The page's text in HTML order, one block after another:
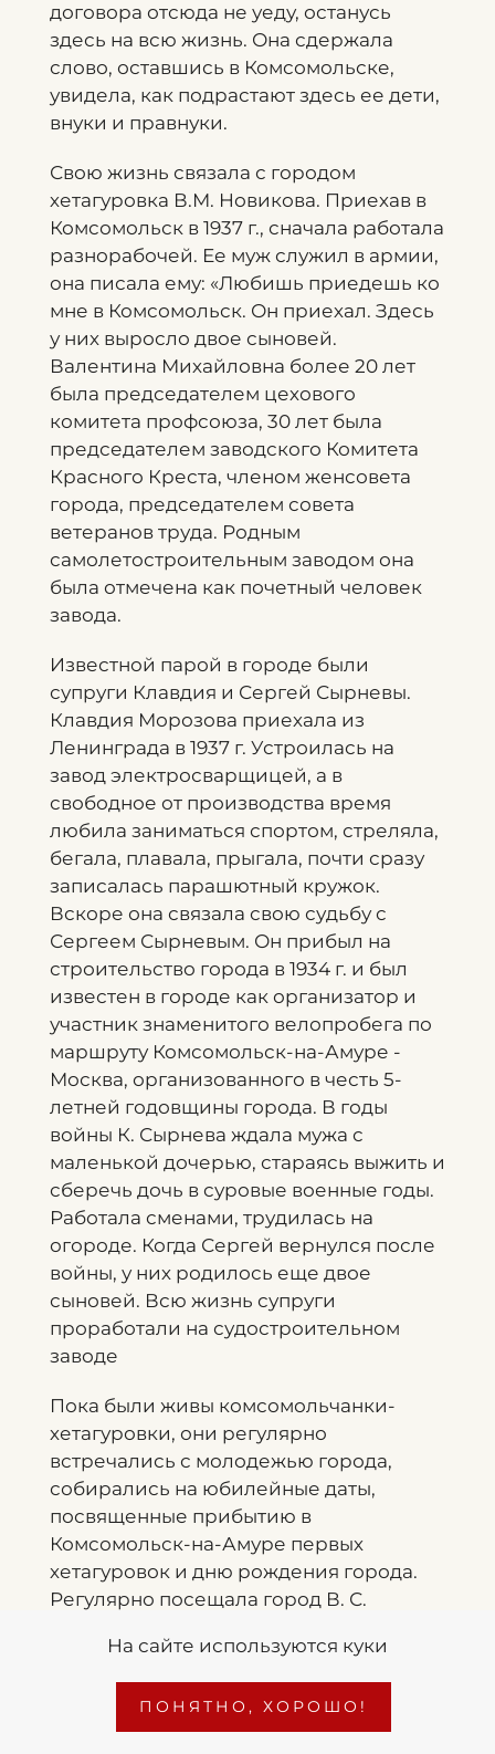
договора отсюда не уеду, останусь
здесь на всю жизнь. Она сдержала
слово, оставшись в Комсомольске,
увидела, как подрастают здесь ее дети,
внуки и правнуки.
Свою жизнь связала с городом
хетагуровка В.М. Новикова. Приехав в
Комсомольск в 1937 г., сначала работала
разнорабочей. Ее муж служил в армии,
она писала ему: «Любишь приедешь ко
мне в Комсомольск. Он приехал. Здесь
у них выросло двое сыновей.
Валентина Михайловна более 20 лет
была председателем цехового
комитета профсоюза, 30 лет была
председателем заводского Комитета
Красного Креста, членом женсовета
города, председателем совета
ветеранов труда. Родным
самолетостроительным заводом она
была отмечена как почетный человек
завода.
Известной парой в городе были
супруги Клавдия и Сергей Сырневы.
Клавдия Морозова приехала из
Ленинграда в 1937 г. Устроилась на
завод электросварщицей, а в
свободное от производства время
любила заниматься спортом, стреляла,
бегала, плавала, прыгала, почти сразу
записалась парашютный кружок.
Вскоре она связала свою судьбу с
Сергеем Сырневым. Он прибыл на
строительство города в 1934 г. и был
известен в городе как организатор и
участник знаменитого велопробега по
маршруту Комсомольск-на-Амуре -
Москва, организованного в честь 5-
летней годовщины города. В годы
войны К. Сырнева ждала мужа с
маленькой дочерью, стараясь выжить и
сберечь дочь в суровые военные годы.
Работала сменами, трудилась на
огороде. Когда Сергей вернулся после
войны, у них родилось еще двое
сыновей. Всю жизнь супруги
проработали на судостроительном
заводе
Пока были живы комсомольчанки-
хетагуровки, они регулярно
встречались с молодежью города,
собирались на юбилейные даты,
посвященные прибытию в
Комсомольск-на-Амуре первых
хетагуровок и дню рождения города.
Регулярно посещала город В. С.
города и женщинами, которые когда-то
прибыли по ее призыву в Комсомольск.
В мае 1987 г. она приезжала в город
последний раз, на 50-летие
На сайте используются куки
ПОНЯТНО, ХОРОШО!